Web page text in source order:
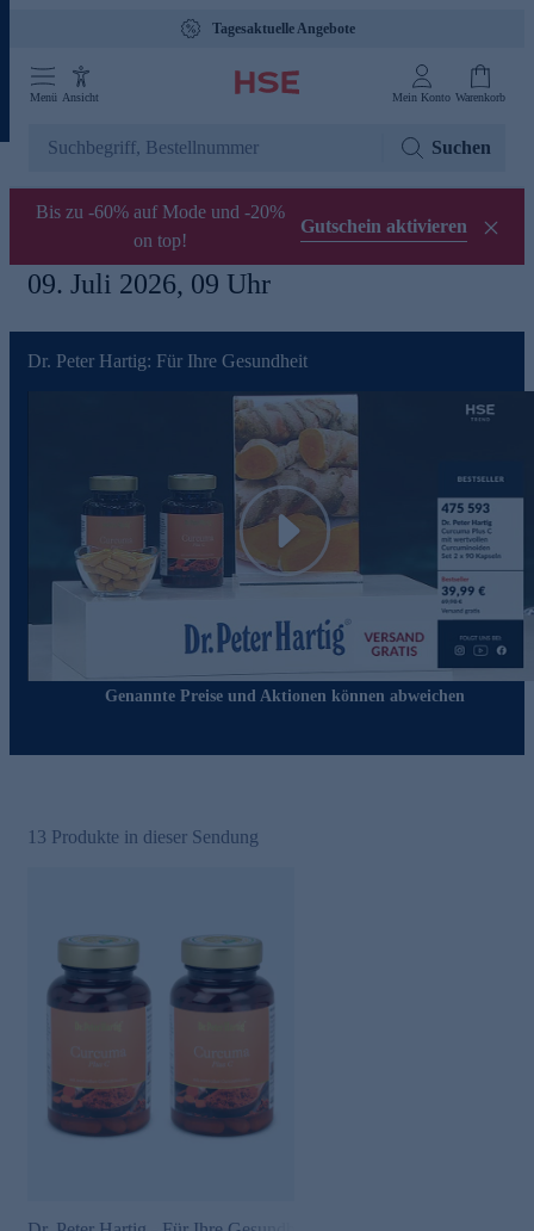
Tagesaktuelle Angebote
Menü Ansicht Mein Konto Warenkorb
Suchen
Bis zu -60% auf Mode und -20%
on top!
Gutschein aktivieren
09. Juli 2026, 09 Uhr
Dr. Peter Hartig: Für Ihre Gesundheit
Play
Genannte Preise und Aktionen können abweichen
13 Produkte in dieser Sendung